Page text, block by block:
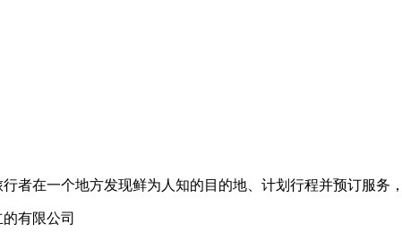
者在一个地方发现鲜为人知的目的地、计划行程并预订服务
有限公司